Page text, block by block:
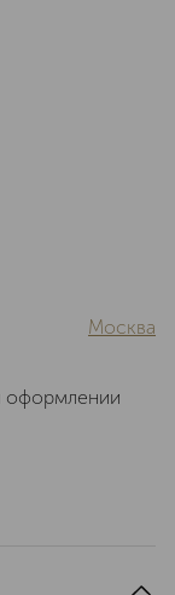
Москва
оформлении